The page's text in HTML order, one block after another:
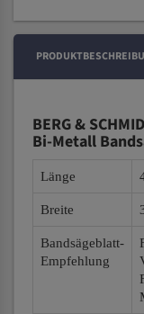
BERG &
Bi-Metall
Länge
Breite
Bandsägeblatt-
Empfehlung